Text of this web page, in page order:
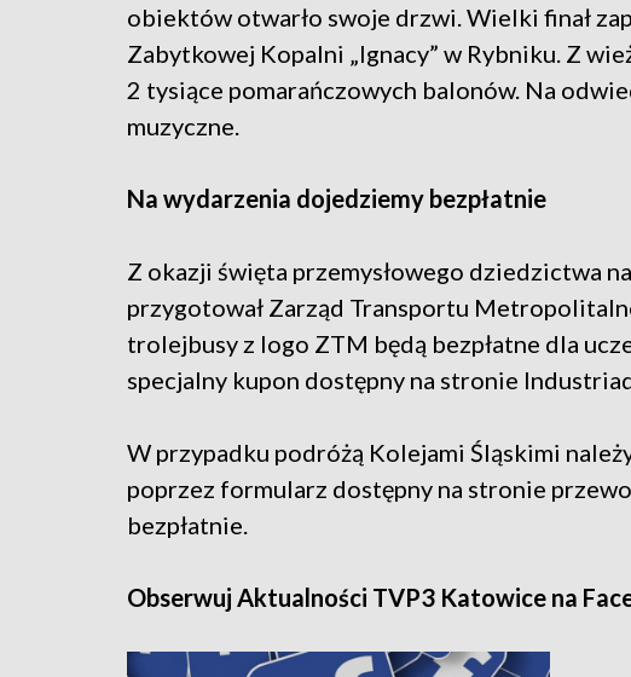
obiektów otwarło swoje drzwi. Wielki finał
Zabytkowej Kopalni „Ignacy” w Rybniku. Z
2 tysiące pomarańczowych balonów. Na
muzyczne.
Na wydarzenia dojedziemy bezpłatnie
Z okazji święta przemysłowego dziedzictwa
przygotował Zarząd Transportu
trolejbusy z logo ZTM będą bezpłatne dla
specjalny kupon dostępny na stronie
W przypadku podróżą Kolejami Śląskimi
poprzez formularz dostępny na stronie
bezpłatnie.
Obserwuj Aktualności TVP3 Katowice na